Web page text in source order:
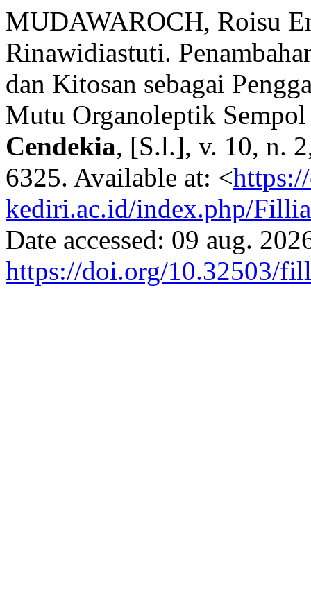
MUDAWAROCH, Roisu
Rinawidiastuti.
dan Kitosan sebagai
Mutu Organoleptik
Cendekia, [S.l.], v. 10, n.
6325. Available at: <
kediri.ac.id/index.php/
Date accessed: 09 aug.
https://doi.org/10.32503/